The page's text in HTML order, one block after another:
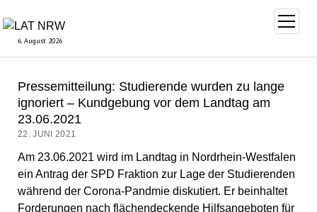
6. August 2026
Menü
öffnen
Pressemitteilung: Studierende wurden zu lange
ignoriert – Kundgebung vor dem Landtag am
23.06.2021
22. JUNI 2021
Am 23.06.2021 wird im Landtag in Nordrhein-Westfalen
ein Antrag der SPD Fraktion zur Lage der Studierenden
während der Corona-Pandmie diskutiert. Er beinhaltet
Forderungen nach flächendeckende Hilfsangeboten für